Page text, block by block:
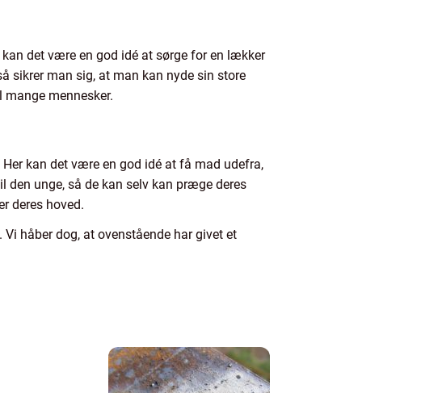
det være en god idé at sørge for en lækker
sikrer man sig, at man kan nyde sin store
mennesker.
kan det være en god idé at få mad udefra,
unge, så de kan selv kan præge deres
deres hoved.
håber dog, at ovenstående har givet et